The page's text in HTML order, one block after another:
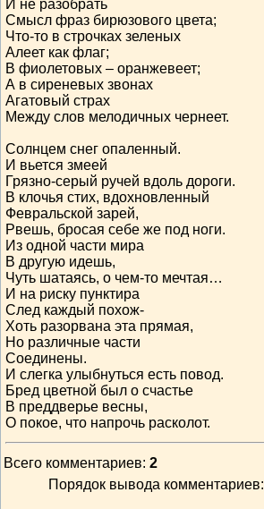
И не разобрать
Смысл фраз бирюзового цвета;
Что-то в строчках зеленых
Алеет как флаг;
В фиолетовых – оранжевеет;
А в сиреневых звонах
Агатовый страх
Между слов мелодичных чернеет.
Солнцем снег опаленный.
И вьется змеей
Грязно-серый ручей вдоль дороги.
В клочья стих, вдохновленный
Февральской зарей,
Рвешь, бросая себе же под ноги.
Из одной части мира
В другую идешь,
Чуть шатаясь, о чем-то мечтая…
И на риску пунктира
След каждый похож-
Хоть разорвана эта прямая,
Но различные части
Соединены.
И слегка улыбнуться есть повод.
Бред цветной был о счастье
В преддверье весны,
О покое, что напрочь расколот.
Всего комментариев: 2
Порядок вывода комментариев: